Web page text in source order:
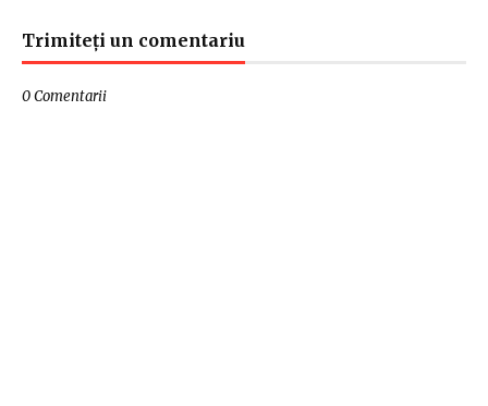
Trimiteți un comentariu
0 Comentarii